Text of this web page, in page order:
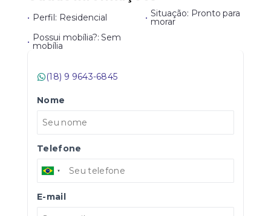
• Perfil: Residencial • Situação: Pronto para
morar
• Possui mobília?: Sem
mobília
(18) 9 9643-6845
Nome
Telefone
E-mail